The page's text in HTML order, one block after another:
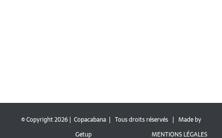
© Copyright2026 | Copacabana | Tous droits réservés | Made by
Getup
MENTIONS LÉGALES